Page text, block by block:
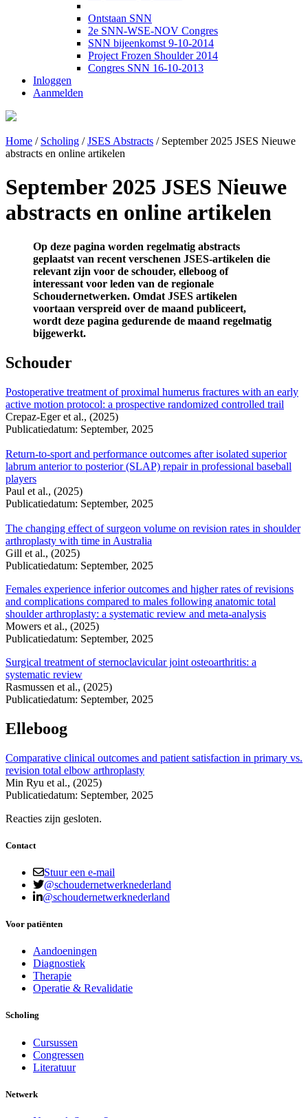
Ontstaan SNN
2e SNN-WSE-NOV Congres
SNN bijeenkomst 9-10-2014
Project Frozen Shoulder 2014
Congres SNN 16-10-2013
Inloggen
Aanmelden
Home / Scholing /JSES Abstracts / September 2025 JSES Nieuwe
abstracts en online artikelen
September 2025 JSES Nieuwe
abstracts en online artikelen
Op deze pagina worden regelmatig abstracts
geplaatst van recent verschenen JSES-artikelen die
relevant zijn voor de schouder, elleboog of
interessant voor leden van de regionale
Schoudernetwerken. Omdat JSES artikelen
voortaan verspreid over de maand publiceert,
wordt deze pagina gedurende de maand regelmatig
bijgewerkt.
Schouder
Postoperative treatment of proximal humerus fractures with an early
active motion protocol: a prospective randomized controlled trail
Crepaz-Eger et al., (2025)
Publicatiedatum: September, 2025
Return-to-sport and performance outcomes after isolated superior
labrum anterior to posterior (SLAP) repair in professional baseball
players
Paul et al., (2025)
Publicatiedatum: September, 2025
The changing effect of surgeon volume on revision rates in shoulder
arthroplasty with time in Australia
Gill et al., (2025)
Publicatiedatum: September, 2025
Females experience inferior outcomes and higher rates of revisions
and complications compared to males following anatomic total
shoulder arthroplasty: a systematic review and meta-analysis
Mowers et al., (2025)
Publicatiedatum: September, 2025
Surgical treatment of sternoclavicular joint osteoarthritis: a
systematic review
Rasmussen et al., (2025)
Publicatiedatum: September, 2025
Elleboog
Comparative clinical outcomes and patient satisfaction in primary vs.
revision total elbow arthroplasty
Min Ryu et al., (2025)
Publicatiedatum: September, 2025
Reacties zijn gesloten.
Contact
Stuur een e-mail
@schoudernetwerknederland
@schoudernetwerknederland
Voor patiënten
Aandoeningen
Diagnostiek
Therapie
Operatie & Revalidatie
Scholing
Cursussen
Congressen
Literatuur
Netwerk